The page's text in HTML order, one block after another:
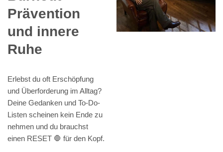
Prävention
und innere
Ruhe
Erlebst du oft Erschöpfung
und Überforderung im Alltag?
Deine Gedanken und To-Do-
Listen scheinen kein Ende zu
nehmen und du brauchst
einen RESET 🛑 für den Kopf.